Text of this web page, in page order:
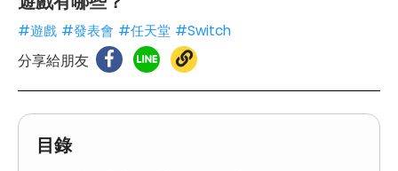
#遊戲 #發表會 #任天堂 #Switch
分享給朋友
目錄